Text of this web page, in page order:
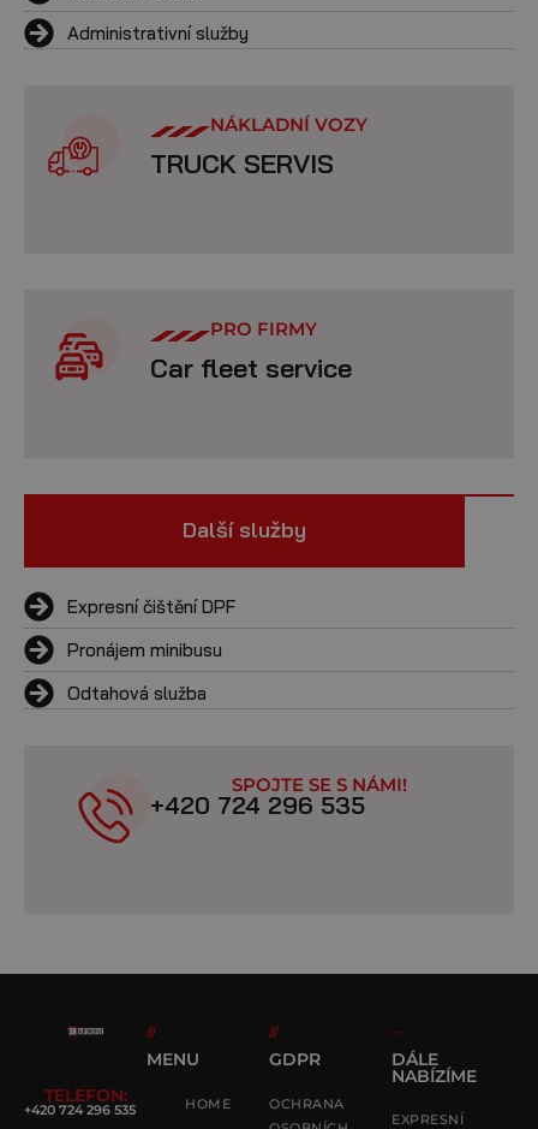
Administrativní služby
NÁKLADNÍ VOZY
TRUCK SERVIS
PRO FIRMY
Car fleet service
Další služby
Expresní čištění DPF
Pronájem minibusu
Odtahová služba
SPOJTE SE S NÁMI!
+420 724 296 535
TELEFON:
+420 724 296 535
MENU
HOME
GDPR
OCHRANA
DÁLE
NABÍZÍME
EXPRESNÍ